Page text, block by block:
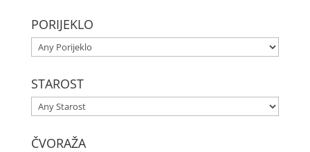
PORIJEKLO
STAROST
ČVORAŽA